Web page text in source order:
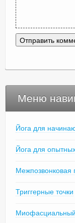
Меню
Йога для
Йога для
Межпозвонковая
Триггерные точки